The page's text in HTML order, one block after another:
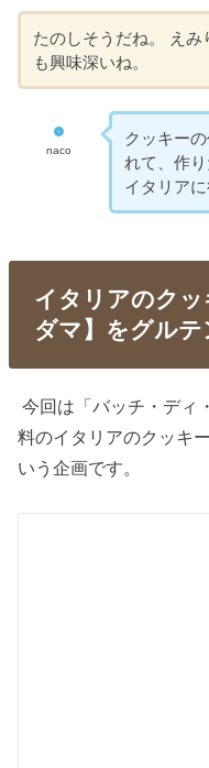
たのしそうだね。 え
も興味深いね。
naco
クッキー
れて、作
イタリア
イタリアのクッ
ダマ】をグル
今回は「バッチ・ディ
料のイタリアのクッキ
いう企画です。